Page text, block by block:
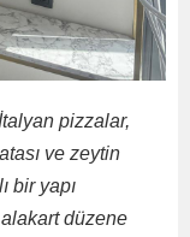
pizzalar,
ve zeytin
bir yapı
düzene